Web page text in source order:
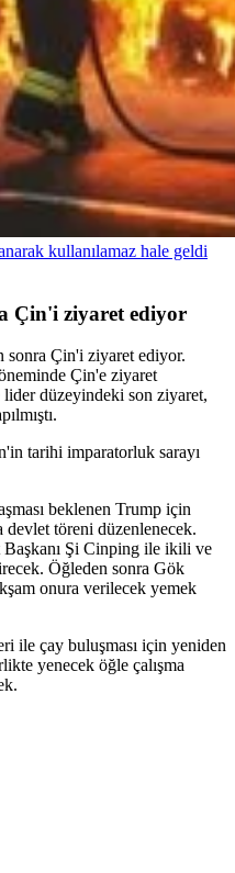
kullanılamaz hale geldi
Çin'i ziyaret ediyor
sonra Çin'i ziyaret ediyor.
Çin'e ziyaret
düzeyindeki son ziyaret,
tarihi imparatorluk sarayı
beklenen Trump için
devlet töreni düzenlenecek.
Şi Cinping ile ikili ve
Öğleden sonra Gök
onura verilecek yemek
ile çay buluşması için yeniden
yenecek öğle çalışma